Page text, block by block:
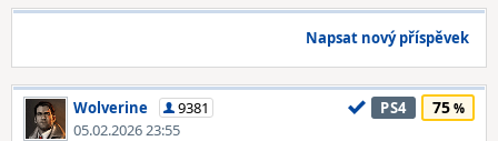
Napsat nový příspěvek
Wolverine
9381
05.02.2026 23:55
PS4 75